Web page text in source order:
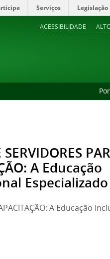
Serviços Legislação
ACESSIBILIDADE
A Educação
Especializado
A Educação